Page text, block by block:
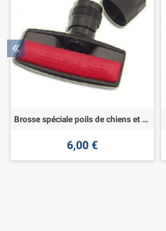
Brosse spéciale poils de chiens et poils de chats
6,00 €